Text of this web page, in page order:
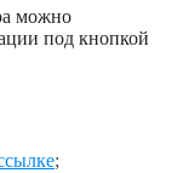
можно
под кнопкой
;